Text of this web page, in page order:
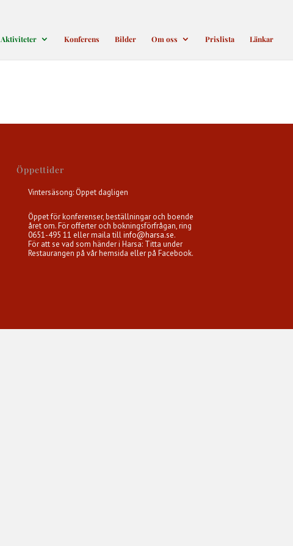
Aktiviteter Konferens Bilder Om oss Prislista Länkar
Öppettider
Vintersäsong: Öppet dagligen
Öppet för konferenser, beställningar och boende
året om. För offerter och bokningsförfrågan, ring
0651-495 11 eller maila tillinfo@harsa.se.
För att se vad som händer i Harsa: Titta under
Restaurangen på vår hemsida eller på Facebook.